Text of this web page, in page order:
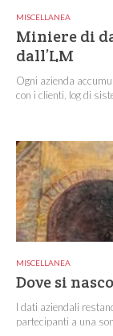
MISCELLANEA
Miniere di
dall’LM
Ogni azienda
con i clienti, log di
MISCELLANEA
Dove si
I dati aziendali
partecipanti a una